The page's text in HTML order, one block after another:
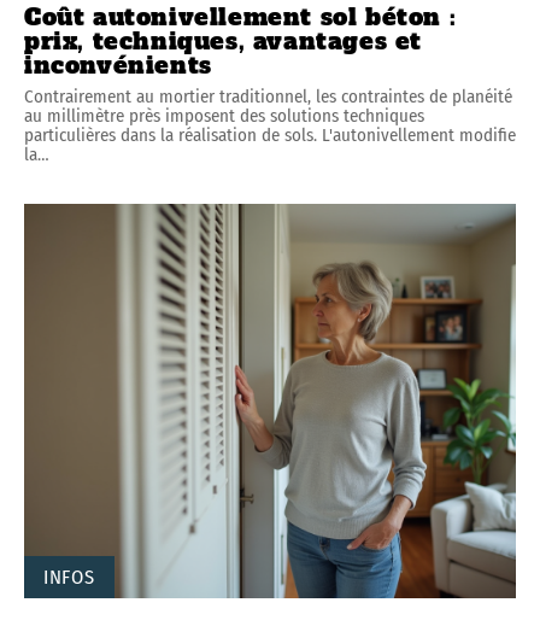
Coût autonivellement sol béton :
prix, techniques, avantages et
inconvénients
Contrairement au mortier traditionnel, les contraintes de planéité
au millimètre près imposent des solutions techniques
particulières dans la réalisation de sols. L'autonivellement modifie
la…
INFOS